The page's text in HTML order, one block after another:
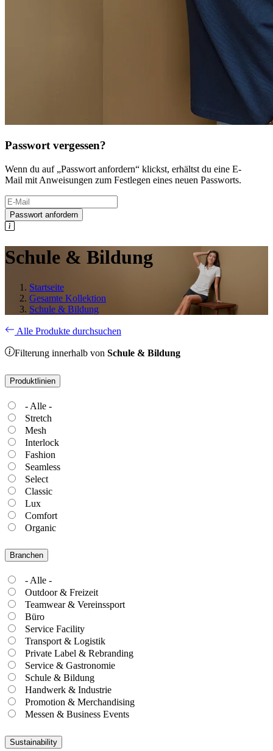
Passwort vergessen?
Wenn du auf „Passwort anfordern“ klickst, erhältst du eine E-
Mail mit Anweisungen zum Festlegen eines neuen Passworts.
Passwort anfordern
Schule & Bildung
Startseite
Gesamte Kollektion
Schule & Bildung
Alle Produkte durchsuchen
Filterung innerhalb von Schule & Bildung
Produktlinien
- Alle -
Stretch
Mesh
Interlock
Fashion
Seamless
Select
Classic
Lux
Comfort
Organic
Branchen
- Alle -
Outdoor & Freizeit
Teamwear & Vereinssport
Büro
Service Facility
Transport & Logistik
Private Label & Rebranding
Service & Gastronomie
Schule & Bildung
Handwerk & Industrie
Promotion & Merchandising
Messen & Business Events
Sustainability